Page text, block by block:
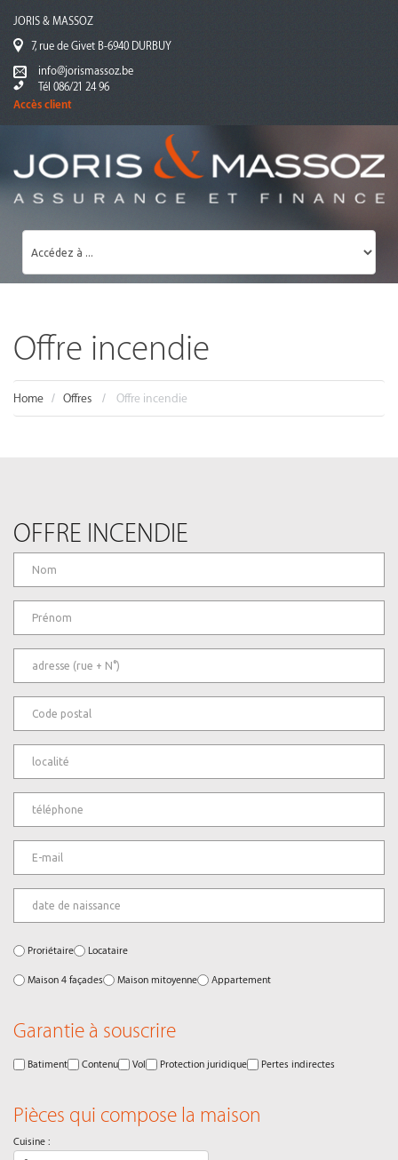
JORIS & MASSOZ
7, rue de Givet B-6940 DURBUY
info@jorismassoz.be
Tél 086/21 24 96
Accès client
Offre incendie
Home Offres Offre incendie
OFFRE INCENDIE
Proriétaire Locataire
Maison 4 façades Maison mitoyenne Appartement
Garantie à souscrire
Batiment Contenu Vol Protection juridique Pertes indirectes
Pièces qui compose la maison
Cuisine :